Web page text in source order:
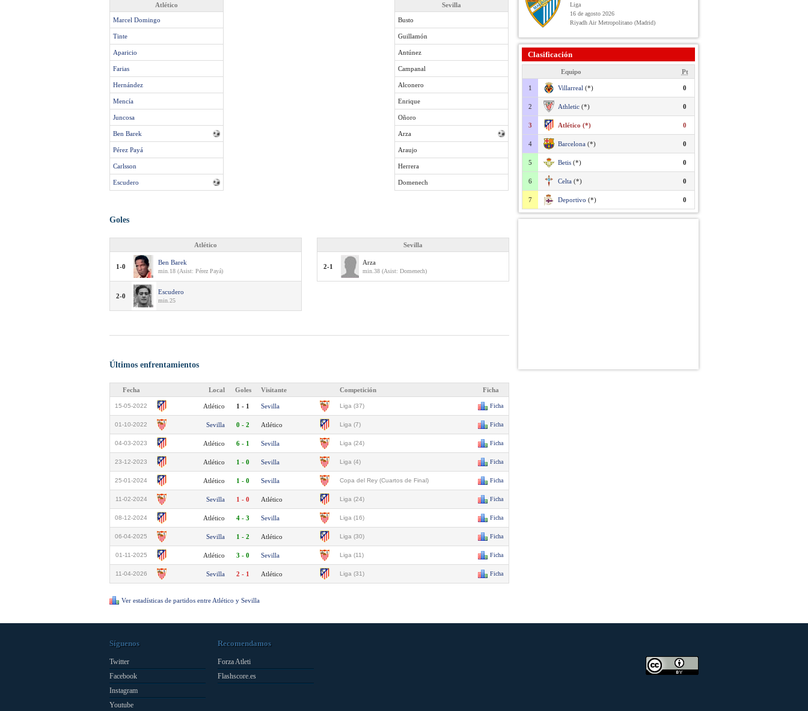
Atlético
Marcel Domingo
Tinte
Aparicio
Farias
Hernández
Mencía
Juncosa
Ben Barek
Pérez Payá
Carlsson
Escudero
Sevilla
Busto
Guillamón
Antúnez
Campanal
Alconero
Enrique
Oñoro
Arza
Araujo
Herrera
Domenech
Goles
Atlético
1-0
Ben Barek
min.18 (Asist: Pérez Payá)
2-0
Escudero
min.25
Sevilla
2-1
Arza
min.38 (Asist: Domenech)
Últimos enfrentamientos
Fecha Local Goles Visitante Competición Ficha
15-05-2022 Atlético 1 - 1 Sevilla Liga (37) Ficha
01-10-2022 Sevilla 0 - 2 Atlético Liga (7) Ficha
04-03-2023 Atlético 6 - 1 Sevilla Liga (24) Ficha
23-12-2023 Atlético 1 - 0 Sevilla Liga (4) Ficha
25-01-2024 Atlético 1 - 0 Sevilla Copa del Rey (Cuartos de Final) Ficha
11-02-2024 Sevilla 1 - 0 Atlético Liga (24) Ficha
08-12-2024 Atlético 4 - 3 Sevilla Liga (16) Ficha
06-04-2025 Sevilla 1 - 2 Atlético Liga (30) Ficha
01-11-2025 Atlético 3 - 0 Sevilla Liga (11) Ficha
11-04-2026 Sevilla 2 - 1 Atlético Liga (31) Ficha
Ver estadísticas de partidos entre Atlético y Sevilla
Liga
16 de agosto 2026
Riyadh Air Metropolitano (Madrid)
Clasificación
Equipo Pt
1 Villarreal (*) 0
2 Athletic (*) 0
3 Atlético (*) 0
4 Barcelona (*) 0
5 Betis (*) 0
6 Celta (*) 0
7 Deportivo (*) 0
Síguenos
Twitter
Facebook
Instagram
Youtube
Recomendamos
Forza Atleti
Flashscore.es